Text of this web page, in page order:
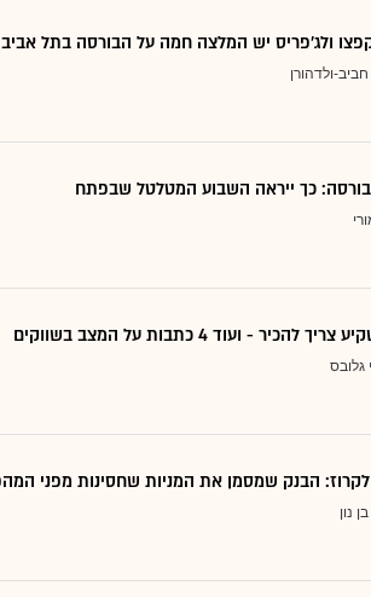
ולג'פריס יש המלצה חמה על הבורסה בתל אביב
חביב-ולדהורן
בבורסה: כך ייראה השבוע המטלטל שבפתח
- ועוד 4 כתבות על המצב בשווקים
גלובס
נון